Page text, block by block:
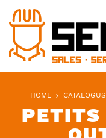
HOME CATALOGUS
PETITS